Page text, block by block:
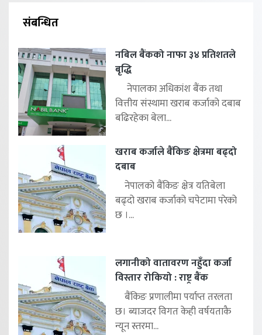
संबन्धित
नबिल बैंकको नाफा ३४ प्रतिशतले
बृद्धि
नेपालका अधिकांश बैंक तथा
वित्तीय संस्थामा खराब कर्जाको दबाब
बढिरहेका बेला...
खराब कर्जाले बैंकिङ क्षेत्रमा बढ्दो
दबाब
नेपालको बैंकिङ क्षेत्र यतिबेला
बढ्दो खराब कर्जाको चपेटामा परेको
छ ।...
लगानीको वातावरण नहुँदा कर्जा
विस्तार रोकियो : राष्ट्र बैंक
बैंकिङ प्रणालीमा पर्याप्त तरलता
छ। ब्याजदर विगत केही वर्षयताकै
न्यून स्तरमा...